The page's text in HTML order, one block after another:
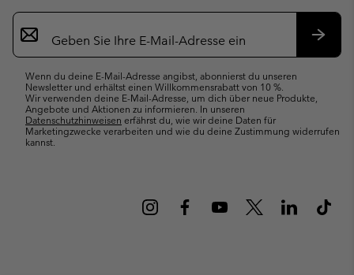
Newsletter-
Anmeldung
Wenn du deine E-Mail-Adresse angibst, abonnierst du unseren
Newsletter und erhältst einen Willkommensrabatt von 10 %.
Wir verwenden deine E-Mail-Adresse, um dich über neue Produkte,
Angebote und Aktionen zu informieren. In unseren
Datenschutzhinweisen erfährst du, wie wir deine Daten für
Marketingzwecke verarbeiten und wie du deine Zustimmung widerrufen
kannst.